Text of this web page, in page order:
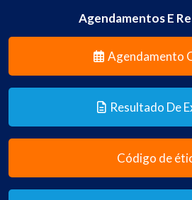
Agendamentos E
Agendamento
Resultado De
Código de